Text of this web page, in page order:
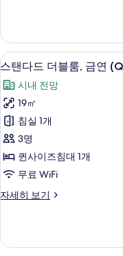
사
진
모
두
보
기
더
블
룸,
연
(18sqm)
자
세
히
보
기
스
탠
다
드
더
블
룸,
금
연
사
10
스탠다드 더블룸, 금연
시내 전망
19㎡
침실 1개
3명
퀸사이즈침대 1개
무료 WiFi
자세히 보기
스
더